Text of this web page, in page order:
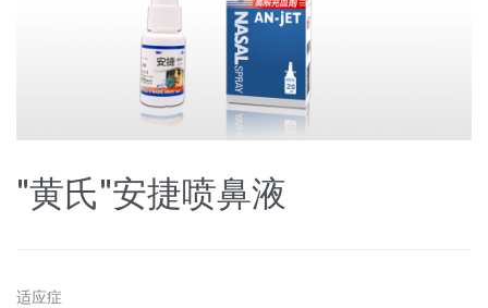
"黄氏"安捷喷鼻液
适应症